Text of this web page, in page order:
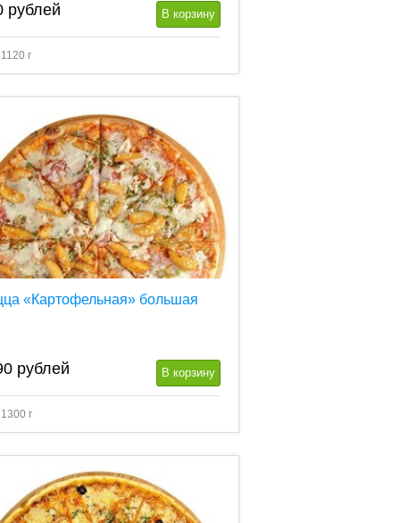
рублей В корзину
г
«Картофельная» большая
рублей В корзину
г